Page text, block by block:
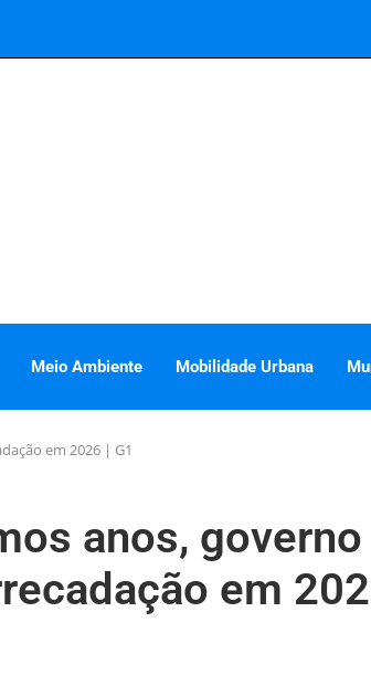
Meio Ambiente Mobilidade Urbana
em 2026 | G1
anos, governo
em